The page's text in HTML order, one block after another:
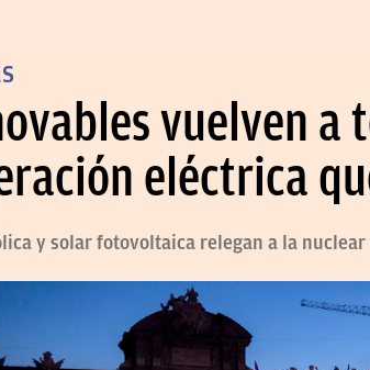
vuelven a
eléctrica
y solar fotovoltaica relegan a la